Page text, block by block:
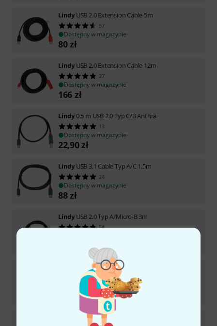
Lindy USB 2.0 Extension Cable 5m
57
Dostępny w magazynie
80zł
Lindy USB 2.0 Extension Cable 12m
27
Dostępny w magazynie
166 zł
Lindy 0,5 m USB 2.0 Typ C/B Anthra
13
Dostępny w magazynie
22,90zł
Lindy USB 3.1 Cable Typ A/C 1,5m
24
Dostępny w magazynie
88zł
Lindy USB 2.0 Typ A/Micro-B 3m
54
USb 2.0 Cable Typ A/Mini-B 3m
91
Dostępny w magazynie
20,90zł
USB 2.0 Cable Typ A/Mini-B 2M